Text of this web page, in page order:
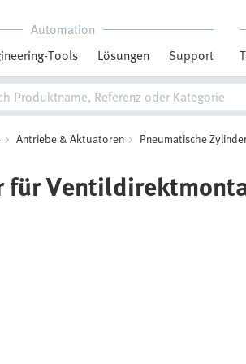
Automation
Tools Lösungen Support
Antriebe & Aktuatoren Pneumatische
für